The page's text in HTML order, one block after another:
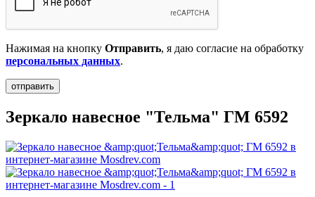
Нажимая на кнопку Отправить, я даю согласие на обработку
персональных данных.
Зеркало навесное "Тельма" ГМ 6592